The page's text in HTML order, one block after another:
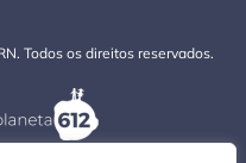
Todos os direitos reservados.